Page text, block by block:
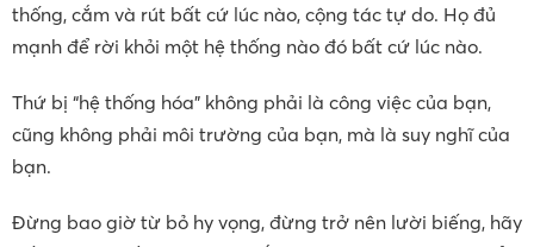
thống, cắm và rút bất cứ lúc nào, cộng tác tự do. Họ đủ
mạnh để rời khỏi một hệ thống nào đó bất cứ lúc nào.
Thứ bị “hệ thống hóa” không phải là công việc của bạn,
cũng không phải môi trường của bạn, mà là suy nghĩ của
bạn.
Đừng bao giờ từ bỏ hy vọng, đừng trở nên lười biếng, hãy